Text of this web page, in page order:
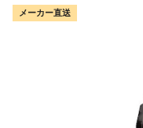
メーカー直送